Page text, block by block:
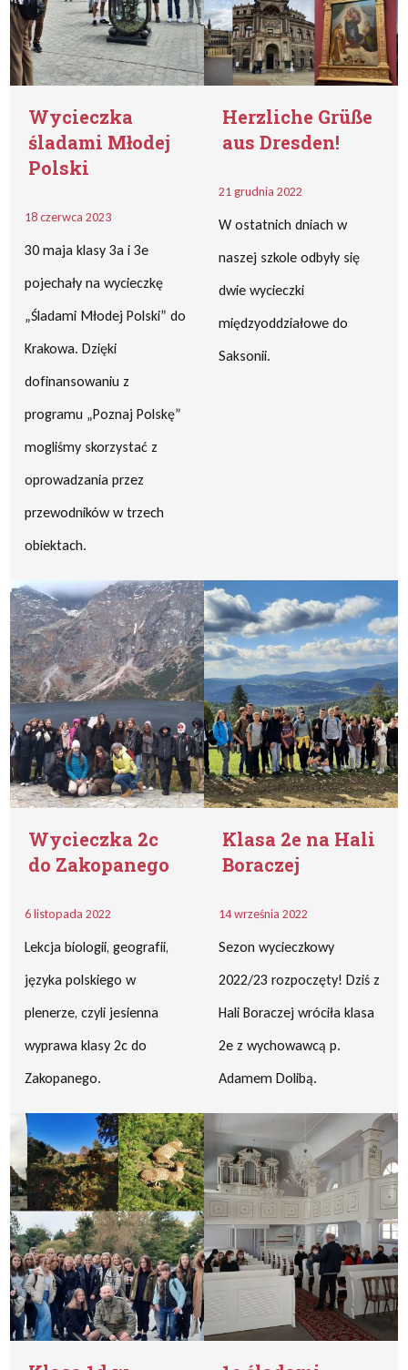
Wycieczka
śladami Młodej
Polski
18 czerwca 2023
30 maja klasy 3a i 3e
pojechały na wycieczkę
„Śladami Młodej Polski” do
Krakowa. Dzięki
dofinansowaniu z
programu „Poznaj Polskę”
mogliśmy skorzystać z
oprowadzania przez
przewodników w trzech
obiektach.
Herzliche Grüße
aus Dresden!
21 grudnia 2022
W ostatnich dniach w
naszej szkole odbyły się
dwie wycieczki
międzyoddziałowe do
Saksonii.
Wycieczka 2c
do Zakopanego
6 listopada 2022
Lekcja biologii, geografii,
języka polskiego w
plenerze, czyli jesienna
wyprawa klasy 2c do
Zakopanego.
Klasa 2e na Hali
Boraczej
14 września 2022
Sezon wycieczkowy
2022/23 rozpoczęty! Dziś z
Hali Boraczej wróciła klasa
2e z wychowawcą p.
Adamem Dolibą.